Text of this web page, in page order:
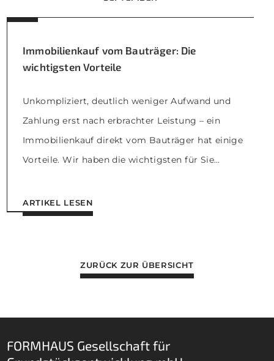
Immobilienkauf vom Bauträger: Die
wichtigsten Vorteile
Unkompliziert, deutlich weniger Aufwand und
Zahlung erst nach erbrachter Leistung – ein
Immobilienkauf direkt vom Bauträger hat einige
Vorteile. Wir haben die wichtigsten für Sie
haben die Möglichkeit, Einfluss auf den Bau der
Immobilie zu nehmen, z.B. bei den Grundrissen
ARTIKEL LESEN
ZURÜCK ZUR ÜBERSICHT
FORMHAUS Gesellschaft für